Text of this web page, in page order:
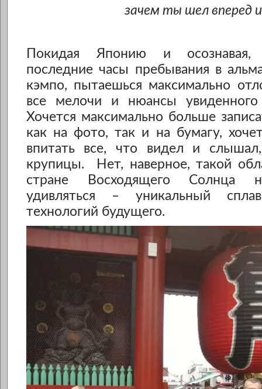
зачем ты шел вперед
Покидая Японию и осознавая,
последние часы пребывания в
кэмпо, пытаешься максимально
все мелочи и нюансы
Хочется максимально больше
как на фото, так и на бумагу,
впитать все, что видел и
крупицы. Нет, наверное, такой
стране Восходящего Солнца
удивляться – уникальный
технологий будущего.